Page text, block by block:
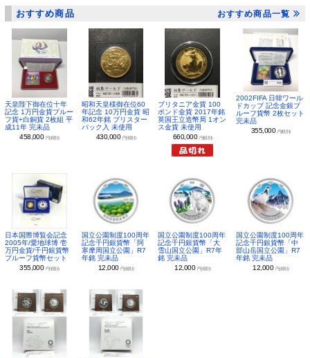
おすすめ商品 おすすめ商品一覧
天皇陛下御在位十年
記念 1万円金貨プルー
フ貨+白銅貨 2枚組 平
成11年 完未品
458,000 円(税別)
昭和天皇様御在位60
年記念 10万円金貨 昭
和62年銘 ブリスター
パック入 未使用
430,000 円(税別)
ブリタニア金貨 100
ポンド金貨 2017年銘
英国王立造幣局 1オン
ス金貨 未使用
660,000 円(税別)
2002FIFA 日韓ワール
ドカップ 記念金銀プ
ルーフ貨幣 2枚セット
完未品
355,000 円(税別)
日本国際博覧会記念
2005年/愛地球博 壱
万円金貨/千円銀貨幣
プルーフ貨幣セット
355,000 円(税別)
国立公園制度100周年
記念千円銀貨幣「阿
寒摩周国立公園」R7
年銘 完未品
12,000 円(税別)
国立公園制度100周年
記念千円銀貨幣「大
雪山国立公園」R7年
銘 完未品
12,000 円(税別)
国立公園制度100周年
記念千円銀貨幣「中
部山岳国立公園」R7
年銘 完未品
12,000 円(税別)